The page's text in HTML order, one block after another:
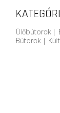
Ülőbútorok |
Bútorok |